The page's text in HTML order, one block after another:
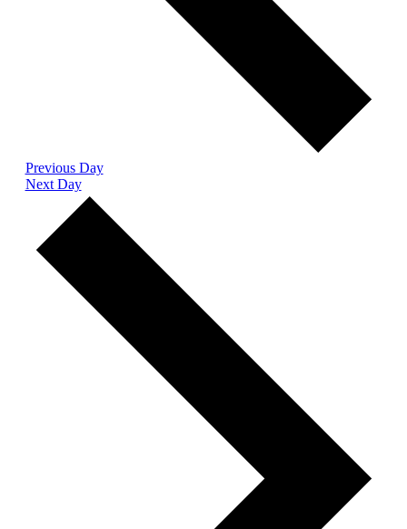
Previous Day
Next Day